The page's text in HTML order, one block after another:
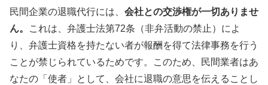
民間企業の退職代行には、 会社との交渉権が一切ありませ
ん。
これは、弁護士法第72条（非弁活動の禁止）によ
り、弁護士資格を持たない者が報酬を得て法律事務を行う
ことが禁じられているためです。このため、民間業者はあ
なたの「使者」として、会社に退職の意思を伝えることし